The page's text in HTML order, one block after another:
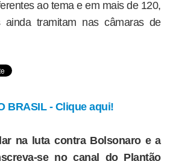
ao tema e em mais de 120,
ainda tramitam nas câmaras de
BRASIL - Clique aqui!
na luta contra Bolsonaro e a
se no canal do Plantão